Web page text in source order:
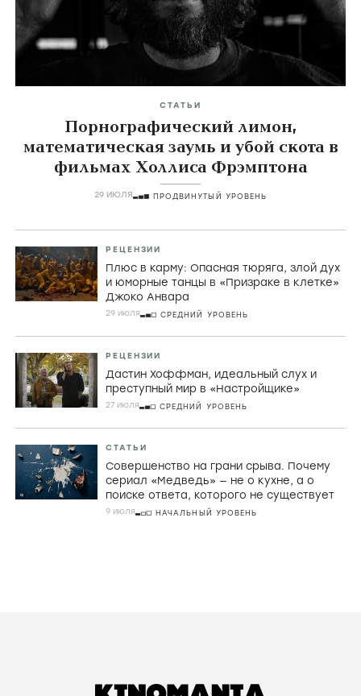
СТАТЬИ
Порнографический лимон,
математическая заумь и убой скота в
фильмах Холлиса Фрэмптона
29 ИЮЛЯ ПРОДВИНУТЫЙ УРОВЕНЬ
РЕЦЕНЗИИ
Плюс в карму: Опасная тюряга, злой дух
и юморные танцы в «Призраке в клетке»
Джоко Анвара
29 июля СРЕДНИЙ УРОВЕНЬ
РЕЦЕНЗИИ
Дастин Хоффман, идеальный слух и
преступный мир в «Настройщике»
27 июля СРЕДНИЙ УРОВЕНЬ
СТАТЬИ
Совершенство на грани срыва. Почему
сериал «Медведь» — не о кухне, а о
поиске ответа, которого не существует
9 июля НАЧАЛЬНЫЙ УРОВЕНЬ